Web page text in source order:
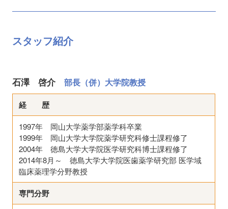
スタッフ紹介
石澤 啓介部長（併）大学院教授
経 歴
1997年 岡山大学薬学部薬学科卒業
1999年 岡山大学大学院薬学研究科修士課程修了
2004年 徳島大学大学院医学研究科博士課程修了
2014年8月～ 徳島大学大学院医歯薬学研究部 医学域
臨床薬理学分野教授
専門分野